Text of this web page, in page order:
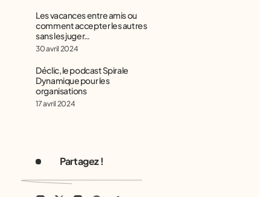
Les vacances entre amis ou
comment accepter les autres
sans les juger…
30 avril 2024
Déclic, le podcast Spirale
Dynamique pour les
organisations
17 avril 2024
Partagez !